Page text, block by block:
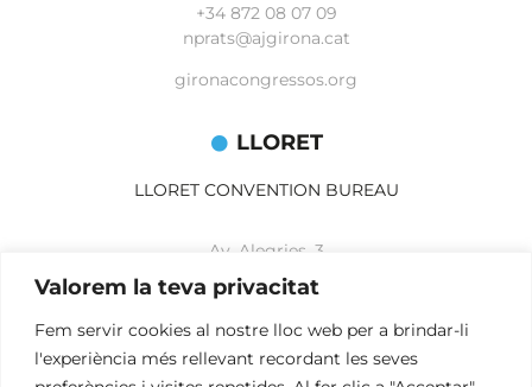
Valorem la teva privacitat
Fem servir cookies al nostre lloc web per a brindar-li
l'experiència més rellevant recordant les seves
+34 872 08 07 09
nprats@ajgirona.cat
gironacongressos.org
LLORET
LLORET CONVENTION BUREAU
Av. Alegries, 3
17310 Lloret de Mar
+34 972 365 788
mbelisario@lloret.cat
lloretcb.org